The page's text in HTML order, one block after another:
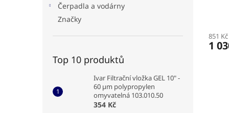
Čerpadla a vodárny
Značky
Top 10 produktů
Ivar Filtrační vložka GEL 10" -
60 µm polypropylen
omyvatelná 103.010.50
354 Kč
851
1